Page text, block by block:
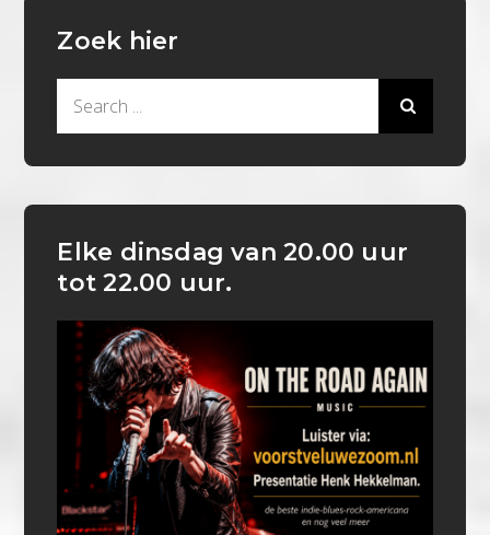
Zoek hier
Elke dinsdag van 20.00 uur
tot 22.00 uur.